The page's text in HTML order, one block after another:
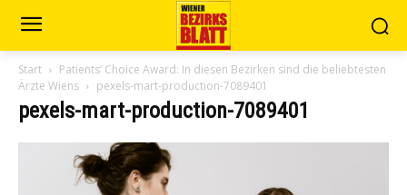
Start
Patients‘ Choice Award: In diesen Bezirken sind die beliebtesten
Ärzte Wiens
pexels-mart-production-7089401
pexels-mart-production-7089401